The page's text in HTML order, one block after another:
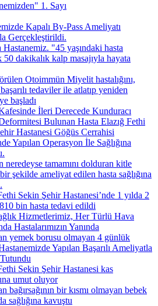
1. Sayı
Kapalı By-Pass Ameliyatı
Gerçekleştirildi.
Hastanemiz. "45 yaşındaki hasta
50 dakikalık kalp masajıyla hayata
Otoimmün Miyelit hastalığını,
tedaviler ile atlatıp yeniden
başladı
İleri Derecede Kunduracı
Bulunan Hasta Elazığ Fethi
Hastanesi Göğüs Cerrahisi
Yapılan Operasyon İle Sağlığına
neredeyse tamamını dolduran kitle
bir şekilde ameliyat edilen hasta sağlığına
Sekin Şehir Hastanesi’nde 1 yılda 2
bin hasta tedavi edildi
Hizmetlerimiz, Her Türlü Hava
Hastalarımızın Yanında
yemek borusu olmayan 4 günlük
Yapılan Başarılı Ameliyatla
Sekin Şehir Hastanesi kas
umut oluyor
bağırsağının bir kısmı olmayan bebek
sağlığına kavuştu